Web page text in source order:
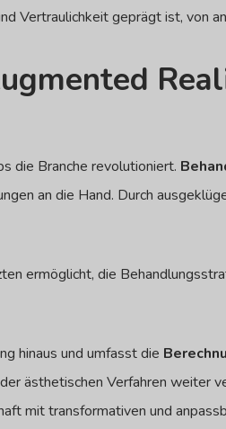
Vertraulichkeit geprägt ist, von
die Branche revolutioniert.
an die Hand. Durch
ermöglicht, die
hinaus und umfasst die
ästhetischen Verfahren weiter
mit transformativen und